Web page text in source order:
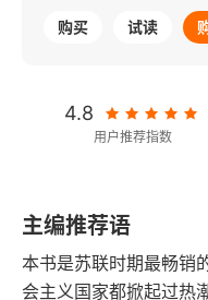
购买 试读
4.8
用户推荐指数
291千字
字数
主编推荐语
本书是苏联时期最畅销
会主义国家都掀起过热潮